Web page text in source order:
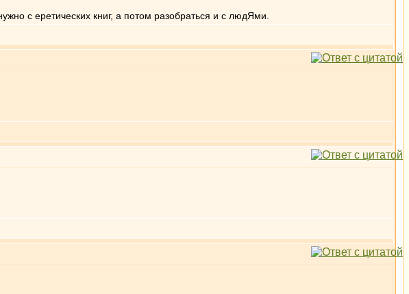
с еретических книг, а потом разобраться и с людЯми.